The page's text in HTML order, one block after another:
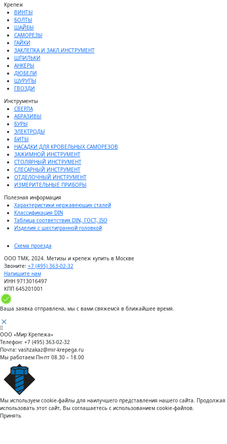
Крепеж
ВИНТЫ
БОЛТЫ
ШАЙБЫ
САМОРЕЗЫ
ГАЙКИ
ЗАКЛЕПКА И ЗАКЛ.ИНСТРУМЕНТ
ШПИЛЬКИ
АНКЕРЫ
ДЮБЕЛИ
ШУРУПЫ
ГВОЗДИ
Инструменты
СВЕРЛА
АБРАЗИВЫ
БУРЫ
ЭЛЕКТРОДЫ
БИТЫ
НАСАДКИ ДЛЯ КРОВЕЛЬНЫХ САМОРЕЗОВ
ЗАЖИМНОЙ ИНСТРУМЕНТ
СТОЛЯРНЫЙ ИНСТРУМЕНТ
СЛЕСАРНЫЙ ИНСТРУМЕНТ
ОТДЕЛОЧНЫЙ ИНСТРУМЕНТ
ИЗМЕРИТЕЛЬНЫЕ ПРИБОРЫ
Полезная информация
Характеристики нержавеющих сталей
Классификация DIN
Таблица соответствия DIN, ГОСТ, ISO
Изделия с шестигранной головкой
Схема проезда
ООО ТМК, 2024. Метизы и крепеж купить в Москве
Звоните: +7 (495) 363-02-32
Напишите нам
ИНН 9713016497
КПП 645201001
Ваша заявка отправлена, мы с вами свяжемся в ближайшее время.
ООО «Мир Крепежа»
Телефон: +7 (495) 363-02-32
Почта: vashzakaz@mir-krepega.ru
Мы работаем Пн-пт 08.30 – 18.00
Мы используем cookie-файлы для наилучшего представления нашего сайта. Продолжая
использовать этот сайт, Вы соглашаетесь с использованием cookie-файлов.
Принять